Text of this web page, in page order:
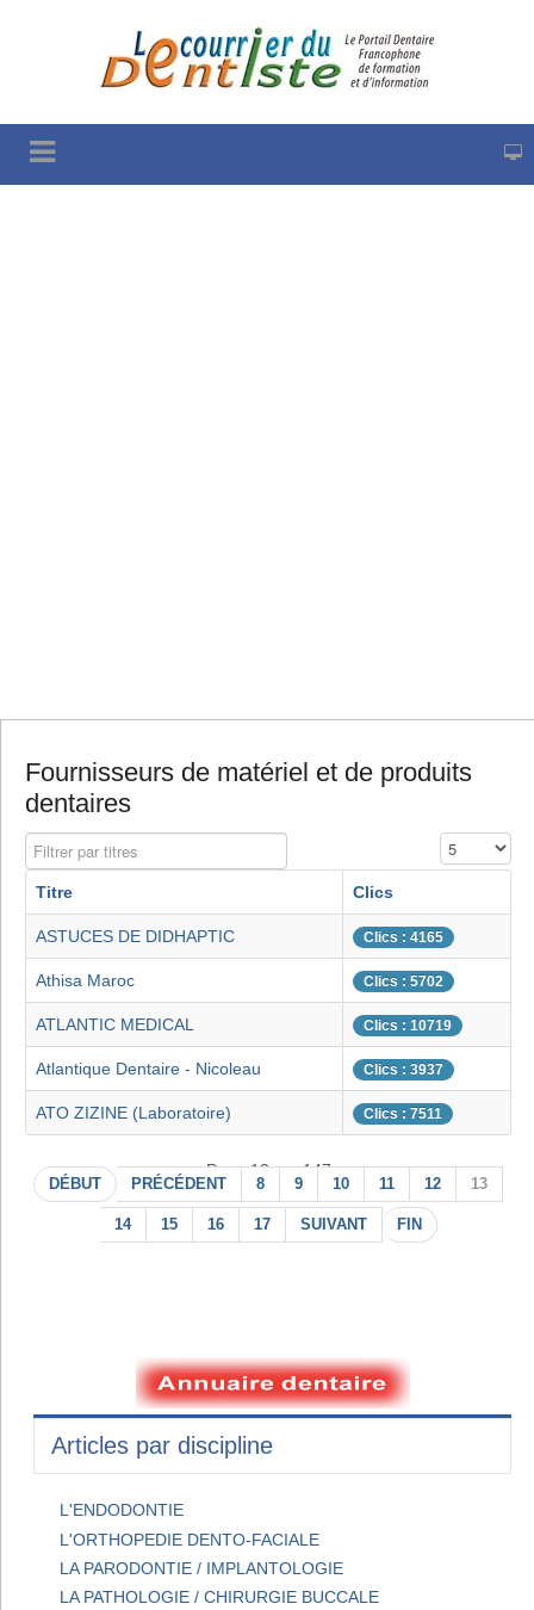
Fournisseurs de matériel et de produits
dentaires
Filtrer par titres Affichage #
Titre Clics
ASTUCES DE DIDHAPTIC Clics : 4165
Athisa Maroc Clics : 5702
ATLANTIC MEDICAL Clics : 10719
Atlantique Dentaire - Nicoleau Clics : 3937
ATO ZIZINE (Laboratoire) Clics : 7511
Page 13 sur 147
DÉBUT PRÉCÉDENT 8 9 10 11 12 13
14 15 16 17 SUIVANT FIN
Articles par discipline
L'ENDODONTIE
L'ORTHOPEDIE DENTO-FACIALE
LA PARODONTIE / IMPLANTOLOGIE
LA PATHOLOGIE / CHIRURGIE BUCCALE